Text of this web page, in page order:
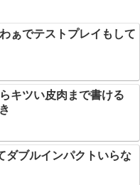
ぁでテストプレイもして
キツい皮肉まで書ける
ダブルインパクトいらな